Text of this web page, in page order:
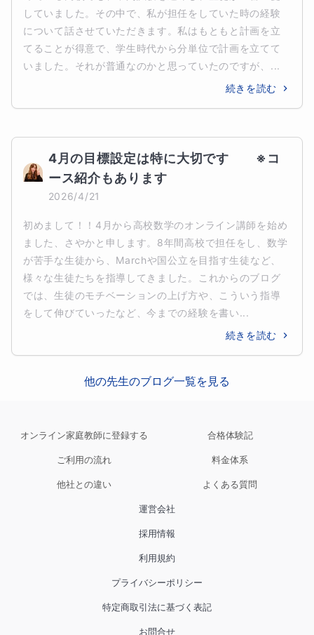
していました。その中で、私が担任をしていた時の経験
について話させていただきます。私はもともと計画を立
てることが得意で、学生時代から分単位で計画を立てて
いました。それが普通なのかと思っていたのですが、...
続きを読む
4月の目標設定は特に大切です　　※コ
ース紹介もあります
2026/4/21
初めまして！！4月から高校数学のオンライン講師を始め
ました、さやかと申します。8年間高校で担任をし、数学
が苦手な生徒から、Marchや国公立を目指す生徒など、
様々な生徒たちを指導してきました。これからのブログ
では、生徒のモチベーションの上げ方や、こういう指導
をして伸びていったなど、今までの経験を書い...
続きを読む
他の先生のブログ一覧を見る
オンライン家庭教師に登録する 合格体験記
ご利用の流れ 料金体系
他社との違い よくある質問
運営会社
採用情報
利用規約
プライバシーポリシー
特定商取引法に基づく表記
お問合せ